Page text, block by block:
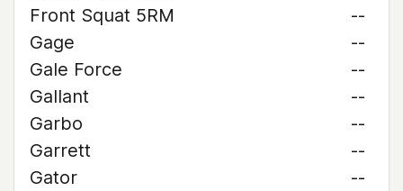
Front Squat 5RM
--
Gage
--
Gale Force
--
Gallant
--
Garbo
--
Garrett
--
Gator
--